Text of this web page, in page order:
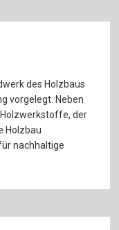
des Holzbaus
vorgelegt. Neben
der
Holzbau
nachhaltige